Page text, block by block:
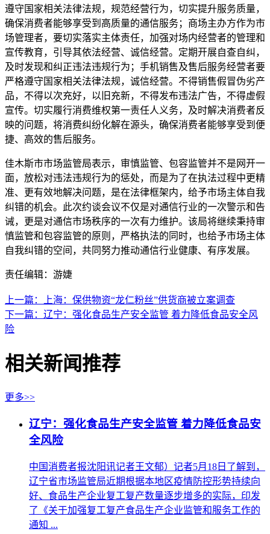
遵守国家相关法律法规，规范经营行为，切实提升服务质量，
确保消费者能够享受到高质量的通信服务；商场主办方作为市
场管理者，要切实落实主体责任，加强对场内经营者的管理和
宣传教育，引导其依法经营、诚信经营。定期开展自查自纠，
及时发现和纠正违法违规行为；手机销售及售后服务经营者要
严格遵守国家相关法律法规，诚信经营。不得销售假冒伪劣产
品，不得以次充好，以旧充新，不得发布违法广告，不得虚假
宣传。切实履行消费维权第一责任人义务，及时解决消费者反
映的问题，将消费纠纷化解在源头，确保消费者能够享受到便
捷、高效的售后服务。
佳木斯市市场监管局表示，审慎监管、包容监管并不是网开一
面，放松对违法违规行为的惩处，而是为了在执法过程中更精
准、更有效地解决问题，是在法律框架内，给予市场主体自我
纠错的机会。此次约谈会议不仅是对通信行业的一次警示和告
诫，更是对通信市场秩序的一次有力维护。该局将继续秉持审
慎监管和包容监管的原则，严格执法的同时，也给予市场主体
自我纠错的空间，共同努力推动通信行业健康、有序发展。
责任编辑：游婕
上一篇：上海：保供物资“龙仁粉丝”供货商被立案调查
下一篇：辽宁：强化食品生产安全监管 着力降低食品安全风
险
相关新闻推荐
更多>>
辽宁：强化食品生产安全监管 着力降低食品安
全风险
中国消费者报沈阳讯记者王文郁）记者5月18日了解到，
辽宁省市场监管局近期根据本地区疫情防控形势持续向
好、食品生产企业复工复产数量逐步增多的实际，印发
了《关于加强复工复产食品生产企业监管和服务工作的
通知 ...